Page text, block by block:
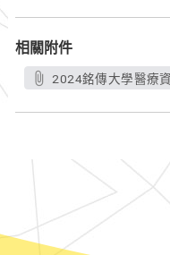
相關附件
2024銘傳大學醫療